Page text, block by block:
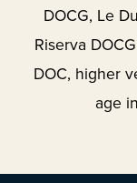
DOCG, Le
Riserva
DOC, higher
age